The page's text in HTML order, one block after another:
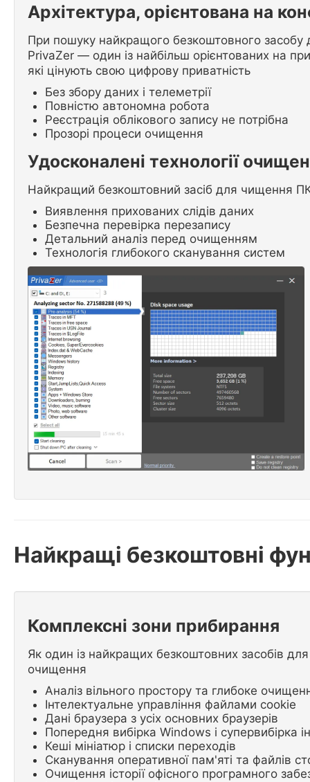
Архітектура, орієнтована на
При пошуку найкращого безкоштовного засобу
PrivaZer — один із найбільш орієнтованих на
які цінують свою цифрову приватність
Без збору даних і телеметрії
Повністю автономна робота
Реєстрація облікового запису не потрібна
Прозорі процеси очищення
Удосконалені технології
Найкращий безкоштовний засіб для чищення
Виявлення прихованих слідів даних
Безпечна перевірка перезапису
Детальний аналіз перед очищенням
Технологія глибокого сканування систем
Найкращі безкоштовні
Комплексні зони прибирання
Як один із найкращих безкоштовних засобів
очищення
Аналіз вільного простору та глибоке
Інтелектуальне управління файлами cookie
Дані браузера з усіх основних браузерів
Попередня вибірка Windows і супервибірка
Кеші мініатюр і списки переходів
Сканування оперативної пам'яті та файлів
Очищення історії офісного програмного